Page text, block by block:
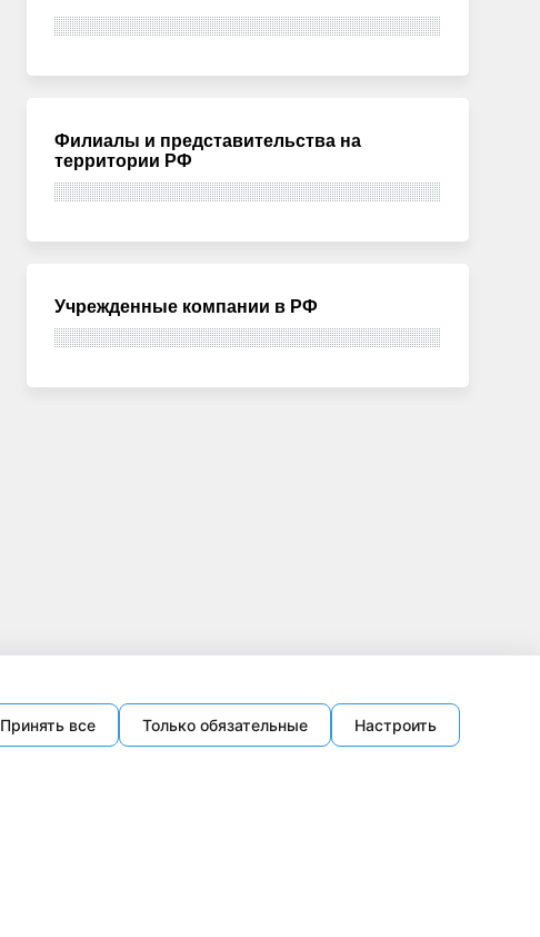
Филиалы и представительства на
территории РФ
Учрежденные компании в РФ
Принять все Только обязательные Настроить